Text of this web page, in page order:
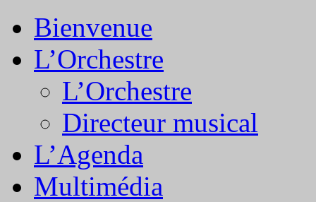
Bienvenue
L’Orchestre
L’Orchestre
Directeur musical
L’Agenda
Multimédia